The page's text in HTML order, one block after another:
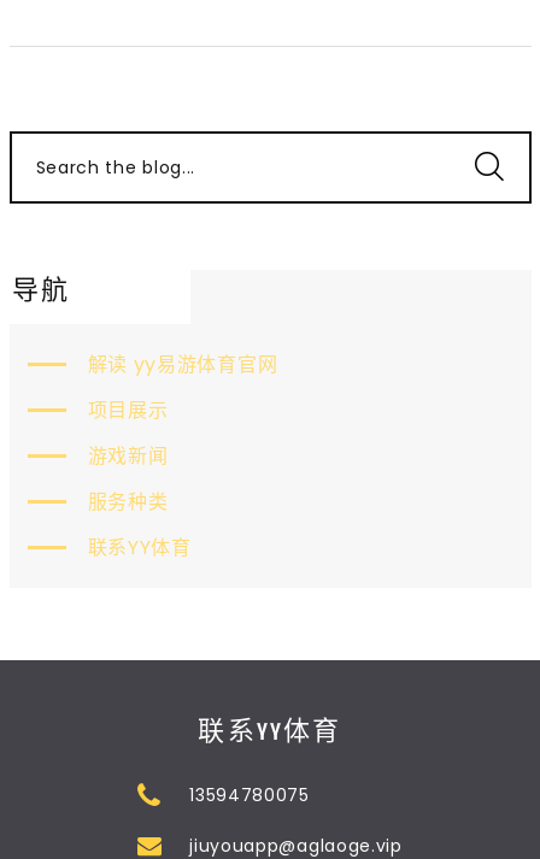
Search the blog...
导航
解读 yy易游体育官网
项目展示
游戏新闻
服务种类
联系YY体育
联系YY体育
13594780075
jiuyouapp@aglaoge.vip